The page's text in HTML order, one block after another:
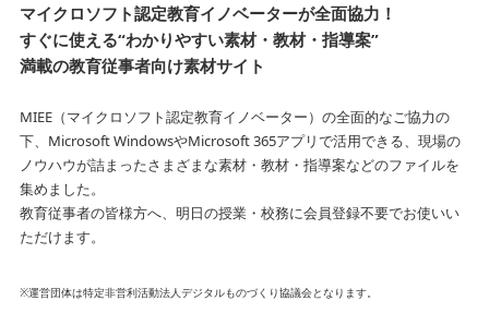
マイクロソフト認定教育イノベーターが全面協力！
すぐに使える“わかりやすい素材・教材・指導案”
満載の教育従事者向け素材サイト
MIEE（マイクロソフト認定教育イノベーター）の全面的なご協力の
下、Microsoft WindowsやMicrosoft 365アプリで活用できる、 現場の
ノウハウが詰まったさまざまな素材・教材・指導案などのファイルを
集めました。
教育従事者の皆様方へ、明日の授業・校務に会員登録不要でお使いい
ただけます。
※運営団体は特定非営利活動法人デジタルものづくり協議会となります。